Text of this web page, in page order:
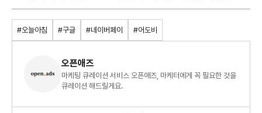
#오늘아침 #구글 #네이버페이 #어도비
오픈애즈
마케팅 큐레이션 서비스 오픈애즈, 마케터에게 꼭 필요한 것을
큐레이션 해드릴게요.